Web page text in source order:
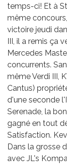
temps-ci! Et à
même
victoire jeudi
III, il a remis ça
Mercedes
concurrents.
même Verdi III,
Cantus)
d'une seconde
Serenade, la
gagné en tout
Satisfaction.
Dans la grosse
avec JL's